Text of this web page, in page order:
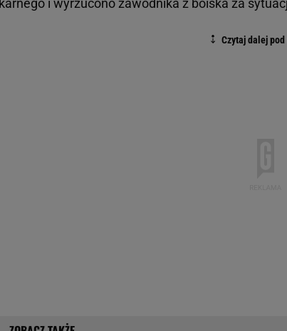
karnego i wyrzucono zawodnika z boiska za